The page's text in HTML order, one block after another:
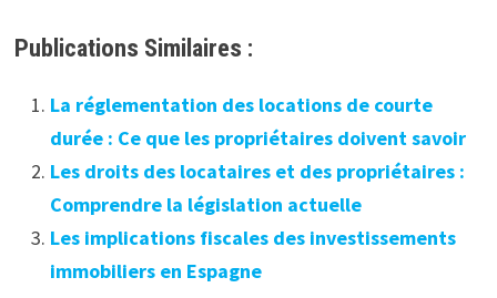
Publications Similaires :
La réglementation des locations de courte
durée : Ce que les propriétaires doivent savoir
Les droits des locataires et des propriétaires :
Comprendre la législation actuelle
Les implications fiscales des investissements
immobiliers en Espagne